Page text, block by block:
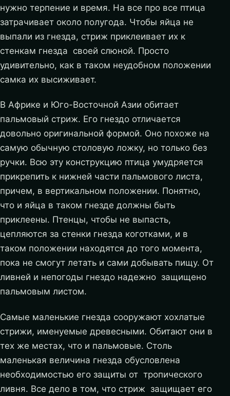
нужно терпение и время. На все про все птица
затрачивает около полугода. Чтобы яйца не
выпали из гнезда, стриж приклеивает их к
стенкам гнезда своей слюной. Просто
удивительно, как в таком неудобном положении
самка их высиживает.
В Африке и Юго-Восточной Азии обитает
пальмовый стриж. Его гнездо отличается
довольно оригинальной формой. Оно похоже на
самую обычную столовую ложку, но только без
ручки. Всю эту конструкцию птица умудряется
прикрепить к нижней части пальмового листа,
причем, в вертикальном положении. Понятно,
что и яйца в таком гнезде должны быть
приклеены. Птенцы, чтобы не выпасть,
цепляются за стенки гнезда коготками, и в
таком положении находятся до того момента,
пока не смогут летать и сами добывать пищу. От
ливней и непогоды гнездо надежно защищено
пальмовым листом.
Самые маленькие гнезда сооружают хохлатые
стрижи, именуемые древесными. Обитают они в
тех же местах, что и пальмовые. Столь
маленькая величина гнезда обусловлена
необходимостью его защиты от тропического
ливня. Все дело в том, что стриж защищает его